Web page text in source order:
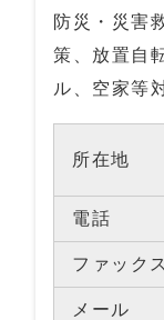
防災・災害
策、放置自
ル、空家等
所在地
電話
ファックス
メール